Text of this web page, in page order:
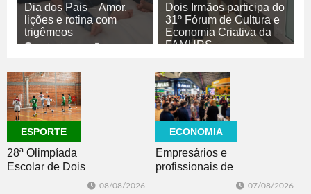
Dia dos Pais – Amor,
lições e rotina com
trigêmeos
08/08/2026 GERAL
Dois Irmãos participa do
31º Fórum de Cultura e
Economia Criativa da
FAMURS
CULTURA
ESPORTE
28ª Olimpíada
Escolar de Dois
08/08/2026
ECONOMIA
Empresários e
profissionais de
07/08/2026